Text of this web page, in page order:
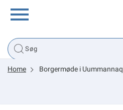
Borger
Home Borgermøde i Uummannaq